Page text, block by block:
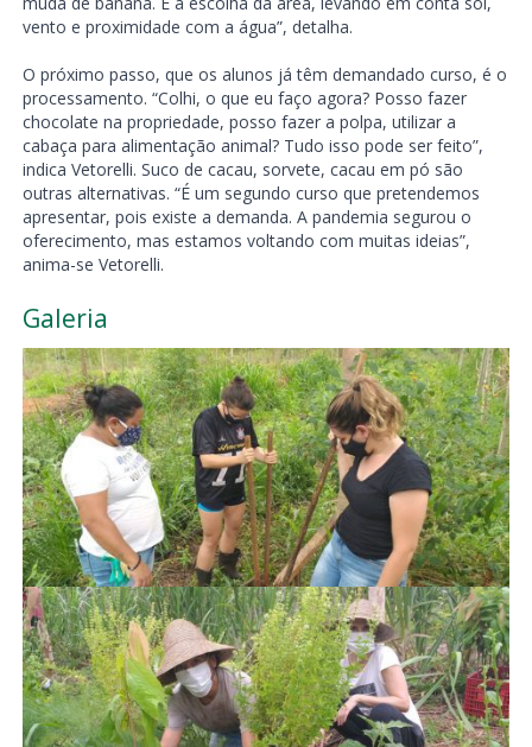
vento e proximidade com a água”, detalha.
O próximo passo, que os alunos já têm demandado curso, é o
processamento. “Colhi, o que eu faço agora? Posso fazer
chocolate na propriedade, posso fazer a polpa, utilizar a
cabaça para alimentação animal? Tudo isso pode ser feito”,
indica Vetorelli. Suco de cacau, sorvete, cacau em pó são
outras alternativas. “É um segundo curso que pretendemos
apresentar, pois existe a demanda. A pandemia segurou o
oferecimento, mas estamos voltando com muitas ideias”,
anima-se Vetorelli.
Galeria